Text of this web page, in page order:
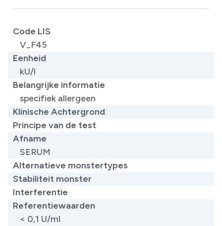
Code LIS
V_F45
Eenheid
kU/l
Belangrijke informatie
specifiek allergeen
Klinische Achtergrond
Principe van de test
Afname
SERUM
Alternatieve monstertypes
Stabiliteit monster
Interferentie
Referentiewaarden
< 0,1 U/ml